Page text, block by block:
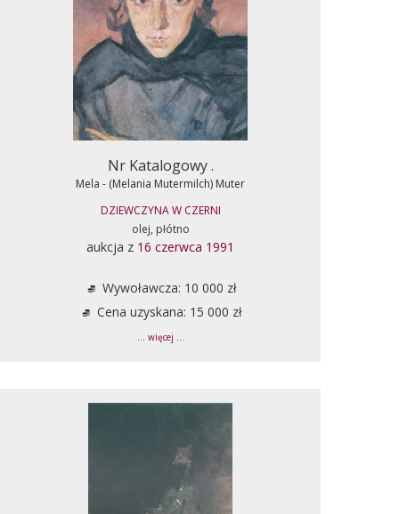
Nr Katalogowy .
Mela - (Melania Mutermilch) Muter
DZIEWCZYNA W CZERNI
olej, płótno
aukcja z 16 czerwca 1991
Wywoławcza: 10 000 zł
Cena uzyskana: 15 000 zł
... więcej ...